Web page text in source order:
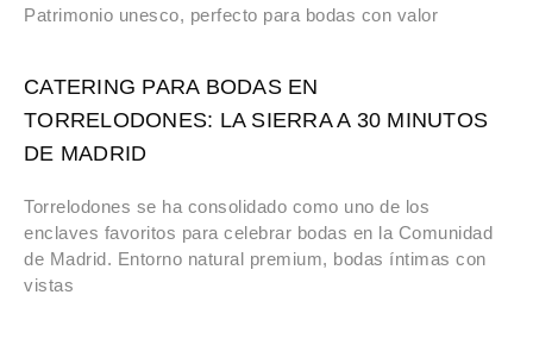
Patrimonio unesco, perfecto para bodas con valor
CATERING PARA BODAS EN
TORRELODONES: LA SIERRA A 30 MINUTOS
DE MADRID
Torrelodones se ha consolidado como uno de los
enclaves favoritos para celebrar bodas en la Comunidad
de Madrid. Entorno natural premium, bodas íntimas con
vistas